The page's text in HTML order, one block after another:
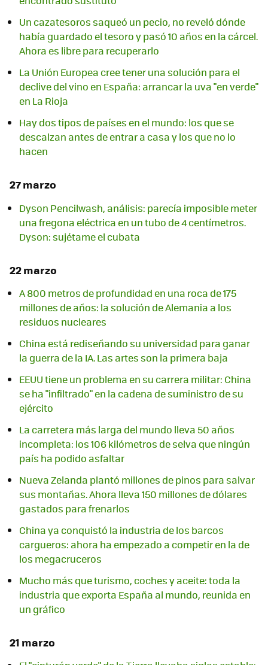
Un cazatesoros saqueó un pecio, no reveló dónde
había guardado el tesoro y pasó 10 años en la cárcel.
Ahora es libre para recuperarlo
La Unión Europea cree tener una solución para el
declive del vino en España: arrancar la uva "en verde"
en La Rioja
Hay dos tipos de países en el mundo: los que se
descalzan antes de entrar a casa y los que no lo
hacen
27 marzo
Dyson Pencilwash, análisis: parecía imposible meter
una fregona eléctrica en un tubo de 4 centímetros.
Dyson: sujétame el cubata
22 marzo
A 800 metros de profundidad en una roca de 175
millones de años: la solución de Alemania a los
residuos nucleares
China está rediseñando su universidad para ganar
la guerra de la IA. Las artes son la primera baja
EEUU tiene un problema en su carrera militar: China
se ha "infiltrado" en la cadena de suministro de su
ejército
La carretera más larga del mundo lleva 50 años
incompleta: los 106 kilómetros de selva que ningún
país ha podido asfaltar
Nueva Zelanda plantó millones de pinos para salvar
sus montañas. Ahora lleva 150 millones de dólares
gastados para frenarlos
China ya conquistó la industria de los barcos
cargueros: ahora ha empezado a competir en la de
los megacruceros
Mucho más que turismo, coches y aceite: toda la
industria que exporta España al mundo, reunida en
un gráfico
21 marzo